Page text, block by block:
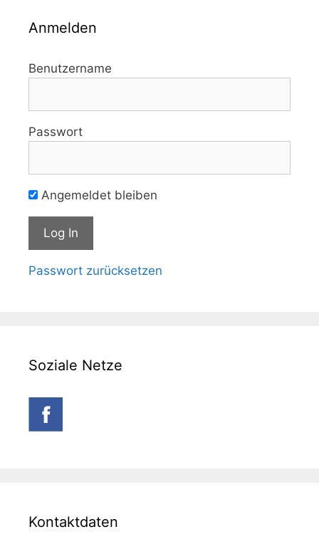
Anmelden
Benutzername
Passwort
Angemeldet bleiben
Passwort zurücksetzen
Soziale Netze
Kontaktdaten